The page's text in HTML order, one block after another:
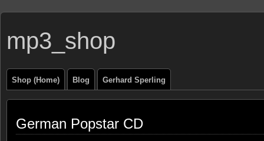
mp3_shop
Shop (Home) Blog Gerhard Sperling
German Popstar CD